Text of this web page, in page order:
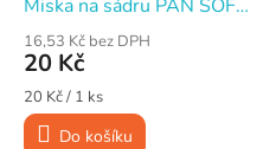
Miska na sádru PAN SOFT
PVC nízká, pr. 15×5,5 cm
16,53 Kč bez DPH
20 Kč
Měrná
cena:
20 Kč / 1 ks
Do košíku